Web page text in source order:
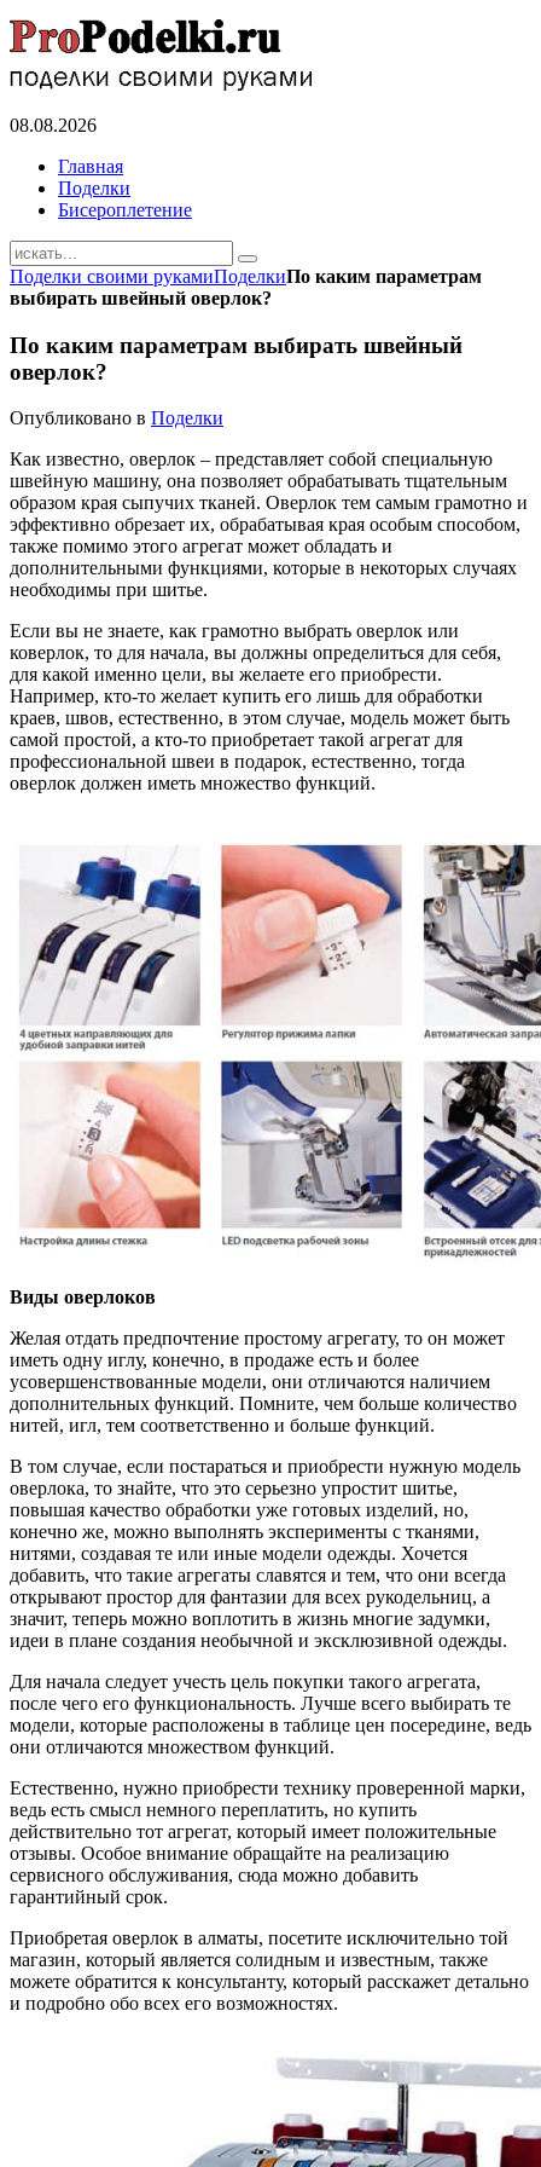
08.08.2026
Главная
Поделки
Бисероплетение
Поделки своими рукамиПоделкиПо каким параметрам
выбирать швейный оверлок?
По каким параметрам выбирать швейный
оверлок?
Опубликовано в Поделки
Как известно, оверлок – представляет собой специальную
швейную машину, она позволяет обрабатывать тщательным
образом края сыпучих тканей. Оверлок тем самым грамотно и
эффективно обрезает их, обрабатывая края особым способом,
также помимо этого агрегат может обладать и
дополнительными функциями, которые в некоторых случаях
необходимы при шитье.
Если вы не знаете, как грамотно выбрать оверлок или
коверлок, то для начала, вы должны определиться для себя,
для какой именно цели, вы желаете его приобрести.
Например, кто-то желает купить его лишь для обработки
краев, швов, естественно, в этом случае, модель может быть
самой простой, а кто-то приобретает такой агрегат для
профессиональной швеи в подарок, естественно, тогда
оверлок должен иметь множество функций.
Виды оверлоков
Желая отдать предпочтение простому агрегату, то он может
иметь одну иглу, конечно, в продаже есть и более
усовершенствованные модели, они отличаются наличием
дополнительных функций. Помните, чем больше количество
нитей, игл, тем соответственно и больше функций.
В том случае, если постараться и приобрести нужную модель
оверлока, то знайте, что это серьезно упростит шитье,
повышая качество обработки уже готовых изделий, но,
конечно же, можно выполнять эксперименты с тканями,
нитями, создавая те или иные модели одежды. Хочется
добавить, что такие агрегаты славятся и тем, что они всегда
открывают простор для фантазии для всех рукодельниц, а
значит, теперь можно воплотить в жизнь многие задумки,
идеи в плане создания необычной и эксклюзивной одежды.
Для начала следует учесть цель покупки такого агрегата,
после чего его функциональность. Лучше всего выбирать те
модели, которые расположены в таблице цен посередине, ведь
они отличаются множеством функций.
Естественно, нужно приобрести технику проверенной марки,
ведь есть смысл немного переплатить, но купить
действительно тот агрегат, который имеет положительные
отзывы. Особое внимание обращайте на реализацию
сервисного обслуживания, сюда можно добавить
гарантийный срок.
Приобретая оверлок в алматы, посетите исключительно той
магазин, который является солидным и известным, также
можете обратится к консультанту, который расскажет детально
и подробно обо всех его возможностях.